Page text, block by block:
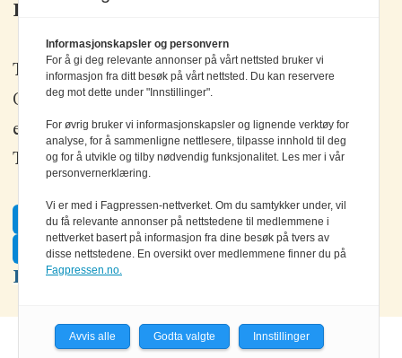
Kontakt oss
Tlf: +47 67 80 42 80
Olav Brunborgs vei 6, 1396 Billingstad
epost: elektronikk@elektronikkforlaget.no
Tips oss:tips@elektronikkforlaget.no
Facebook
Twitter
LinkedIn
Informasjonskapsler og personvern
For å gi deg relevante annonser på vårt nettsted bruker vi
informasjon fra ditt besøk på vårt nettsted. Du kan reservere
deg mot dette under "Innstillinger".
For øvrig bruker vi informasjonskapsler og lignende verktøy for
analyse, for å sammenligne nettlesere, tilpasse innhold til deg
og for å utvikle og tilby nødvendig funksjonalitet. Les mer i vår
personvernerklæring.
Vi er med i Fagpressen-nettverket. Om du samtykker under, vil
du få relevante annonser på nettstedene til medlemmene i
nettverket basert på informasjon fra dine besøk på tvers av
disse nettstedene. En oversikt over medlemmene finner du på
Fagpressen.no.
Avvis alle Godta valgte Innstillinger